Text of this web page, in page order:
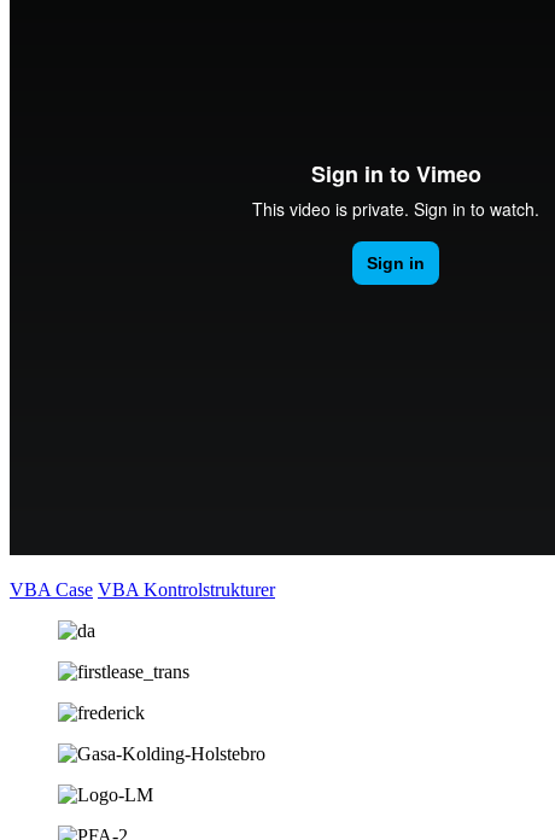
VBA Case VBA Kontrolstrukturer